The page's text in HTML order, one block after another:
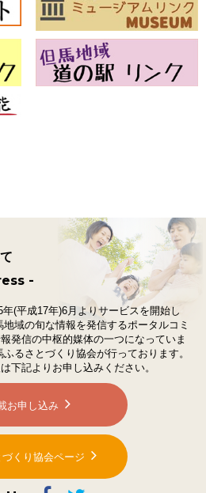
-
(平成17年)6月よりサービスを開始し
地域の旬な情報を発信するポータルコミ
発信の中枢的媒体の一つになっていま
るさとづくり協会が行っております。
下記よりお申し込みください。
お申し込み
くり協会ページ